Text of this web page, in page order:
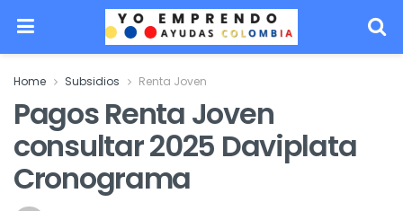
Home Subsidios Renta Joven
Pagos Renta Joven
consultar 2025 Daviplata
Cronograma